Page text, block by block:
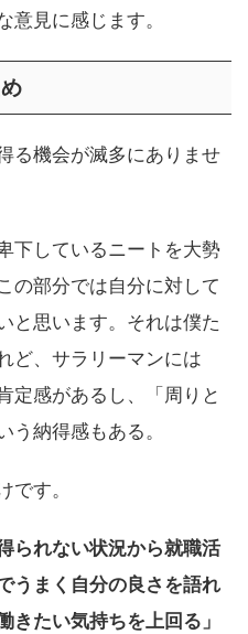
意見に感じます。
る機会が滅多にありませ
下しているニートを大勢
の部分では自分に対して
と思います。それは僕た
ど、サラリーマンには
定感があるし、「周りと
う納得感もある。
です。
られない状況から就職活
うまく自分の良さを語れ
きたい気持ちを上回る」